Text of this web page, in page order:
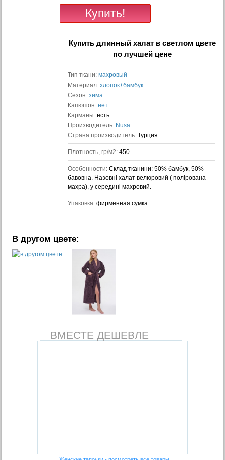
Купитьдлинный халат в светлом цвете
по лучшей цене
Тип ткани: махровый
Материал: хлопок+бамбук
Сезон: зима
Капюшон: нет
Карманы: есть
Производитель: Nusa
Страна производитель: Турция
Плотность, гр/м2: 450
Особенности: Cклад тканини: 50% бамбук, 50%
бавовна. Назовні халат велюровий ( полірована
махра), у середині махровий.
Упаковка: фирменная сумка
В другом цвете:
ВМЕСТЕ ДЕШЕВЛЕ